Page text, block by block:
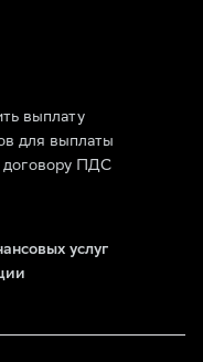
выплату
для выплаты
договору ПДС
услуг